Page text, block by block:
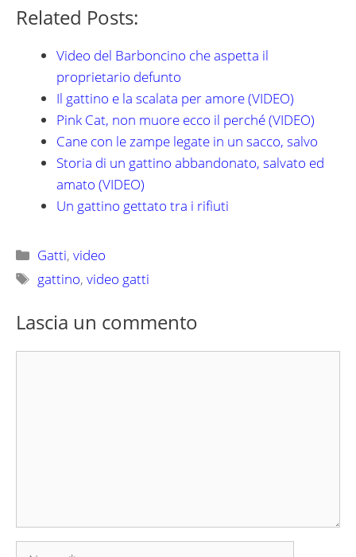
Related Posts:
Video del Barboncino che aspetta il
proprietario defunto
Il gattino e la scalata per amore (VIDEO)
Pink Cat, non muore ecco il perché (VIDEO)
Cane con le zampe legate in un sacco, salvo
Storia di un gattino abbandonato, salvato ed
amato (VIDEO)
Un gattino gettato tra i rifiuti
Categorie
Gatti,video
Tag
gattino,video gatti
Lascia un commento
Nome